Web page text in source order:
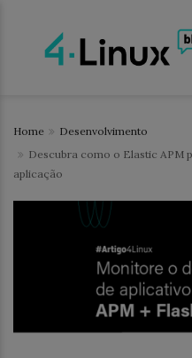
Home
Desenvolvimento
Descubra como o Elastic APM
aplicação